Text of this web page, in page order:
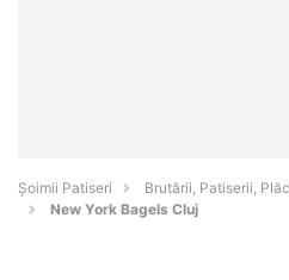
Șoimii Patiseri
Brutării, Patiserii,
New York Bagels Cluj